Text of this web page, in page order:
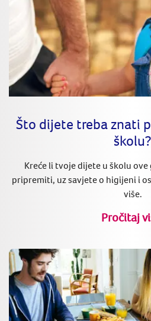
Što dijete treba znati
školu?
Kreće li tvoje dijete u školu ove
pripremiti, uz savjete o higijeni i
više.
Pročitaj